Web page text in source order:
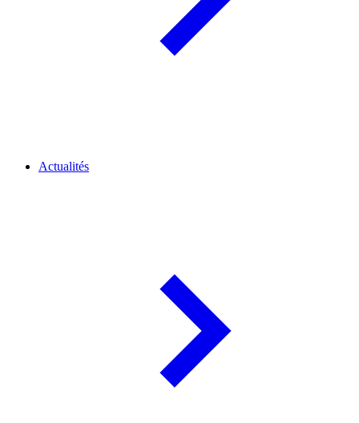
Actualités